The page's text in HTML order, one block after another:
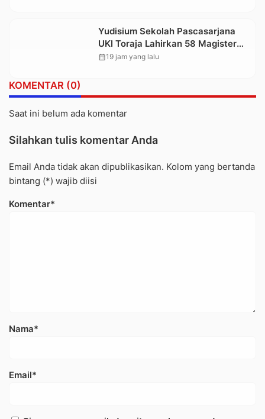
Yudisium Sekolah Pascasarjana
UKI Toraja Lahirkan 58 Magister
Baru
calendar_month19 jam yang lalu
KOMENTAR (0)
Saat ini belum ada komentar
Silahkan tulis komentar Anda
Email Anda tidak akan dipublikasikan. Kolom yang bertanda
bintang (*) wajib diisi
Komentar*
Nama*
Email*